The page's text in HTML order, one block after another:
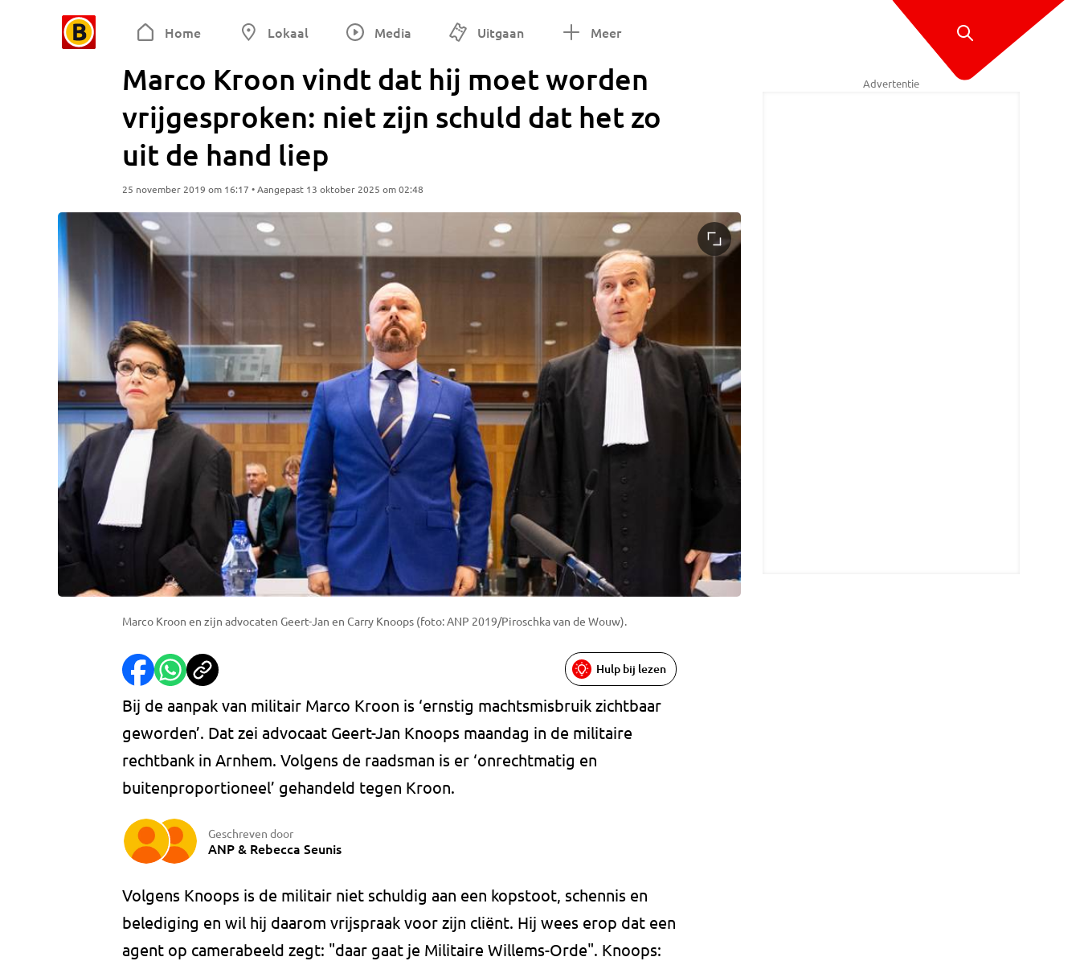
Home Lokaal Media Uitgaan Meer
Marco Kroon vindt dat hij moet worden
vrijgesproken: niet zijn schuld dat het zo
uit de hand liep
25 november 2019 om 16:17 • Aangepast 13 oktober 2025 om 02:48
Marco Kroon en zijn advocaten Geert-Jan en Carry Knoops (foto: ANP 2019/Piroschka van de Wouw).
Hulp bij lezen
Bij de aanpak van militair Marco Kroon is ‘ernstig machtsmisbruik zichtbaar
geworden’. Dat zei advocaat Geert-Jan Knoops maandag in de militaire
rechtbank in Arnhem. Volgens de raadsman is er ‘onrechtmatig en
buitenproportioneel’ gehandeld tegen Kroon.
Geschreven door
ANP& Rebecca Seunis
Volgens Knoops is de militair niet schuldig aan een kopstoot, schennis en
belediging en wil hij daarom vrijspraak voor zijn cliënt. Hij wees erop dat een
agent op camerabeeld zegt: "daar gaat je Militaire Willems-Orde". Knoops:
Advertentie